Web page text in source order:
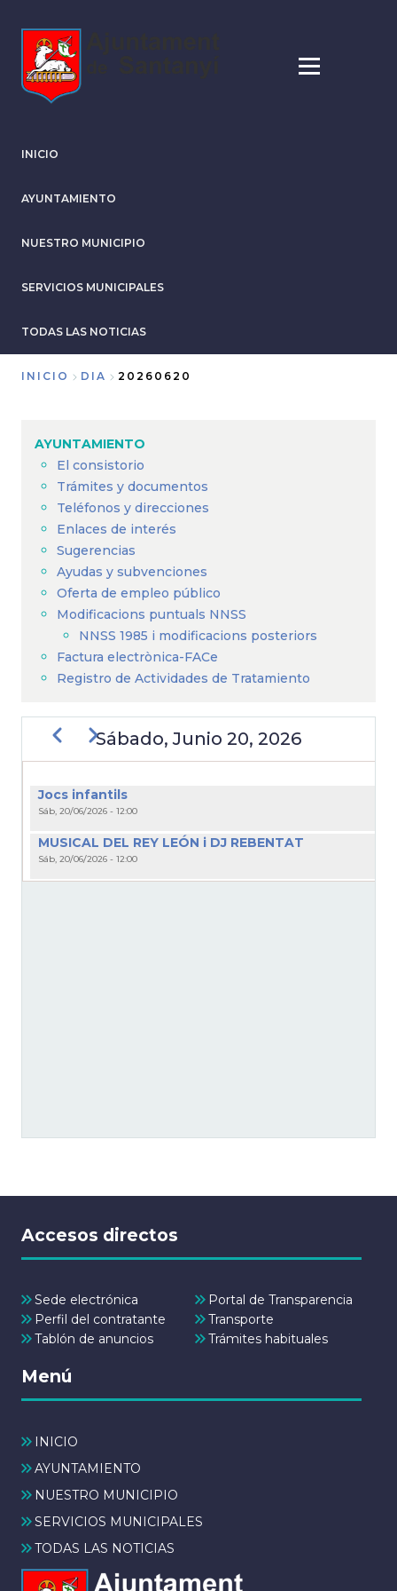
contenido
principal
INICIO
AYUNTAMIENTO
NUESTRO MUNICIPIO
SERVICIOS MUNICIPALES
TODAS LAS NOTICIAS
enlaces
de
ayuda
navegación
INICIO DIA 20260620
AYUNTAMIENTO
El consistorio
Trámites y documentos
Teléfonos y direcciones
Enlaces de interés
Sugerencias
Ayudas y subvenciones
Oferta de empleo público
Modificacions puntuals NNSS
NNSS 1985 i modificacions posteriors
Factura electrònica-FACe
Registro de Actividades de Tratamiento
Sábado, Junio 20, 2026
PAGINACIÓN
AnteriorSiguiente
Jocs infantils
Sáb, 20/06/2026 - 12:00
MUSICAL DEL REY LEÓN i DJ REBENTAT
Sáb, 20/06/2026 - 12:00
Accesos directos
Sede electrónica
Portal de Transparencia
Perfil del contratante
Transporte
Tablón de anuncios
Trámites habituales
Menú
INICIO
AYUNTAMIENTO
NUESTRO MUNICIPIO
SERVICIOS MUNICIPALES
TODAS LAS NOTICIAS